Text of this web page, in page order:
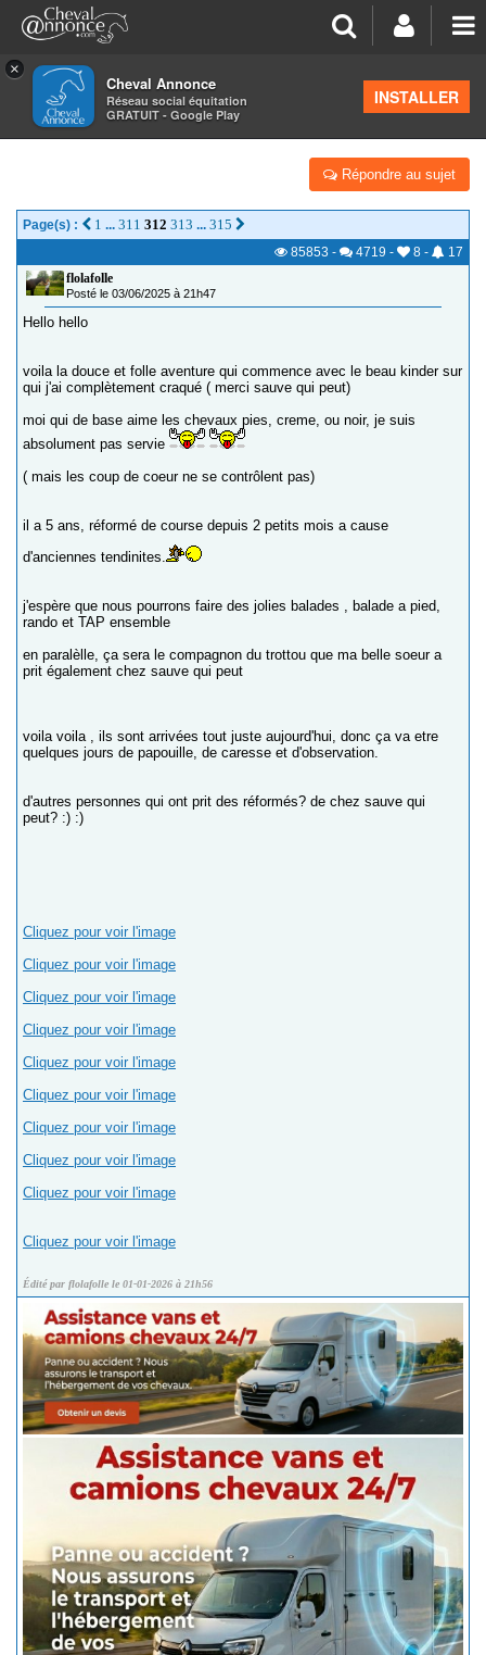
×
Cheval Annonce
Réseau social équitation
GRATUIT - Google Play
INSTALLER
>Vos photos et vidéos
KINDER ET JERSEY LES TROTTOUS
Répondre au sujet
Page(s) : 1 ... 311 312 313 ... 315
85853 - 4719 - 8 -
17
flolafolle
Posté le 03/06/2025 à 21h47
Hello hello
voila la douce et folle aventure qui commence avec le beau kinder sur
qui j'ai complètement craqué ( merci sauve qui peut)
moi qui de base aime les chevaux pies, creme, ou noir, je suis
absolument pas servie
( mais les coup de coeur ne se contrôlent pas)
il a 5 ans, réformé de course depuis 2 petits mois a cause
d'anciennes tendinites.
j'espère que nous pourrons faire des jolies balades , balade a pied,
rando et TAP ensemble
en paralèlle, ça sera le compagnon du trottou que ma belle soeur a
prit également chez sauve qui peut
voila voila , ils sont arrivées tout juste aujourd'hui, donc ça va etre
quelques jours de papouille, de caresse et d'observation.
d'autres personnes qui ont prit des réformés? de chez sauve qui
peut? :) :)
Cliquez pour voir l'image
Cliquez pour voir l'image
Cliquez pour voir l'image
Cliquez pour voir l'image
Cliquez pour voir l'image
Cliquez pour voir l'image
Cliquez pour voir l'image
Cliquez pour voir l'image
Cliquez pour voir l'image
Cliquez pour voir l'image
Édité par flolafolle le 01-01-2026 à 21h56